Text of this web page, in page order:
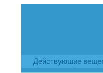
Действующие